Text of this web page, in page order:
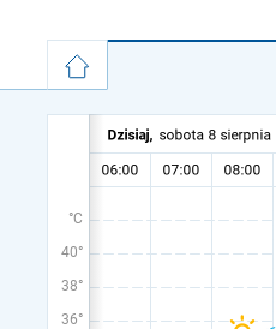
°C
40°
38°
36°